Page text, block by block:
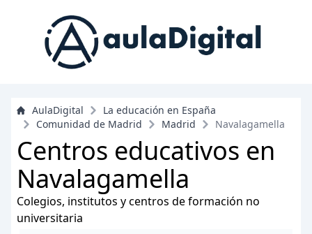
AulaDigital
La educación en España
Comunidad de Madrid
Madrid Navalagamella
Centros educativos en
Navalagamella
Colegios, institutos y centros de formación no
universitaria